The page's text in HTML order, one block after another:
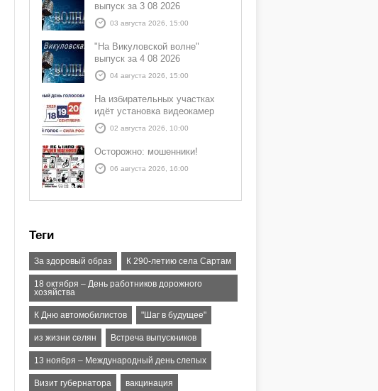
выпуск за 3 08 2026
03 августа 2026, 15:00
"На Викуловской волне"
выпуск за 4 08 2026
04 августа 2026, 15:00
На избирательных участках
идёт установка видеокамер
02 августа 2026, 10:00
Осторожно: мошенники!
06 августа 2026, 16:00
Теги
За здоровый образ К 290-летию села Сартам
18 октября – День работников дорожного
хозяйства
К Дню автомобилистов "Шаг в будущее"
из жизни селян Встреча выпускников
13 ноября – Международный день слепых
Визит губернатора вакцинация